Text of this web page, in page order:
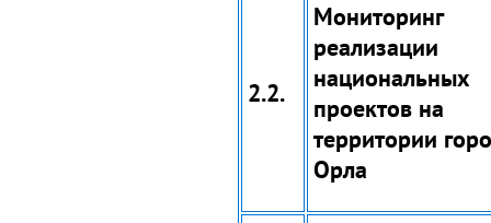
2.2.
Мониторинг
реализации
национальных
проектов на
территории
Орла